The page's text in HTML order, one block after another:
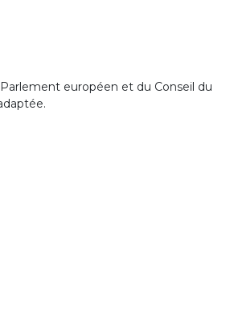
européen et du Conseil du